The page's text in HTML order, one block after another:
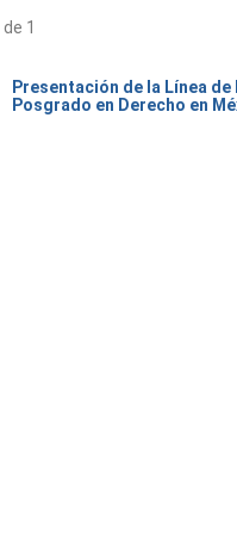
1
Presentación de la Línea de
Posgrado en Derecho en